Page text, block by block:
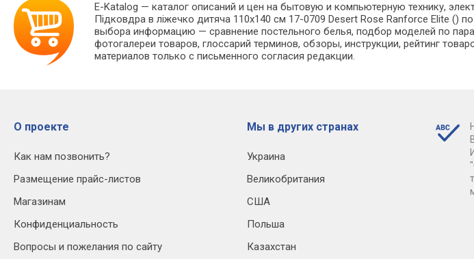
E-Katalog — каталог описаний и цен на бытовую и компьютерную технику,
Підковдра в ліжечко дитяча 110x140 см 17-0709 Desert Rose Ranforce Elite ()
выбора информацию — сравнение постельного белья, подбор моделей по
фотогалереи товаров, глоссарий терминов, обзоры, инструкции, рейтинг
материалов только с письменного согласия редакции.
О проекте
Как нам позвонить?
Размещение прайс-листов
Магазинам
Конфиденциальность
Вопросы и пожелания по сайту
Мы в других странах
Украина
Великобритания
США
Польша
Казахстан